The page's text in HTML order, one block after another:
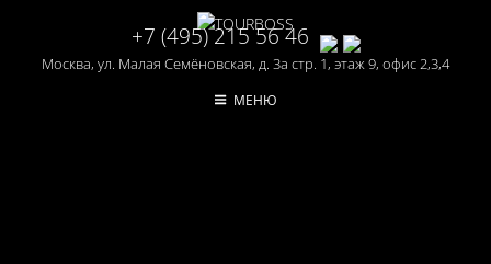
+7 (495) 215 56 46
Москва, ул. Малая Семёновская, д. 3а стр. 1, этаж 9, офис 2,3,4
МЕНЮ